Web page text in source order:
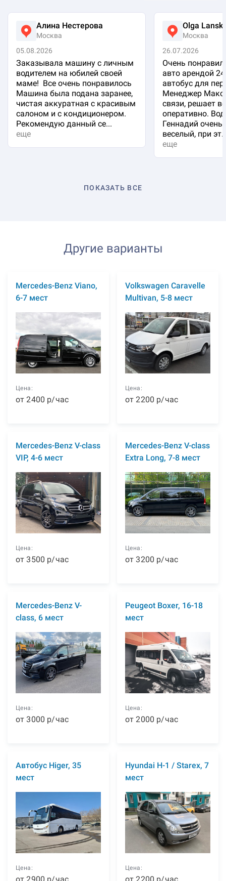
Алина Нестерова
Москва
05.08.2026
Заказывала машину с личным
водителем на юбилей своей
маме! Все очень понравилось
Машина была подана заранее,
чистая аккуратная с красивым
салоном и с кондиционером.
Рекомендую данный се...
еще
Olga
Москва
26.07.2026
Очень
авто арендой
автобус для
Менеджер
связи, решает
оперативно.
Геннадий очень
веселый, при
еще
ПОКАЗАТЬ ВСЕ
Другие варианты
Mercedes-Benz Viano,
6-7 мест
Цена:
от2400 р/час
Volkswagen Caravelle
Multivan, 5-8 мест
Цена:
от2200 р/час
Mercedes-Benz V-class
VIP, 4-6 мест
Цена:
от3500 р/час
Mercedes-Benz V-class
Extra Long, 7-8 мест
Цена:
от3200 р/час
Mercedes-Benz V-
class, 6 мест
Цена:
от3000 р/час
Peugeot Boxer, 16-18
мест
Цена:
от2000 р/час
Автобус Higer, 35
мест
Цена:
Hyundai H-1 / Starex, 7
мест
Цена: